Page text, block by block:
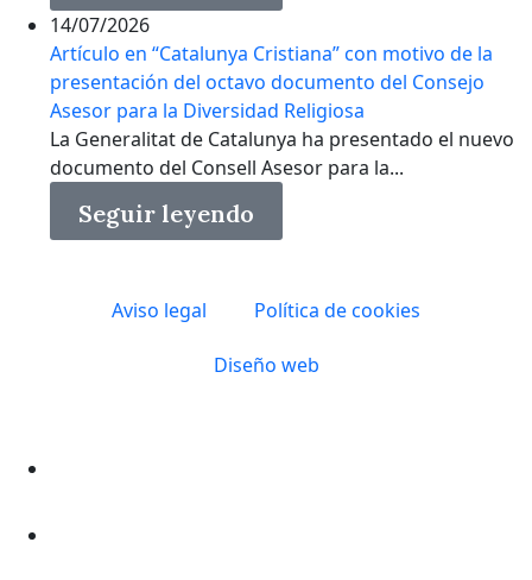
14/07/2026
Artículo en “Catalunya Cristiana” con motivo de la
presentación del octavo documento del Consejo
Asesor para la Diversidad Religiosa
La Generalitat de Catalunya ha presentado el nuevo
documento del Consell Asesor para la...
Seguir leyendo
Aviso legal Política de cookies
Diseño web